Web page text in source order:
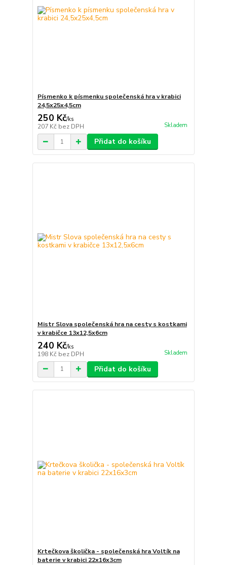
Písmenko k písmenku společenská hra v krabici
24,5x25x4,5cm
250 Kč/ks
207 Kč bez DPH Skladem
Přidat do košíku
Mistr Slova společenská hra na cesty s kostkami
v krabičce 13x12,5x6cm
240 Kč/ks
198 Kč bez DPH Skladem
Přidat do košíku
Krtečkova školička - společenská hra Voltík na
baterie v krabici 22x16x3cm